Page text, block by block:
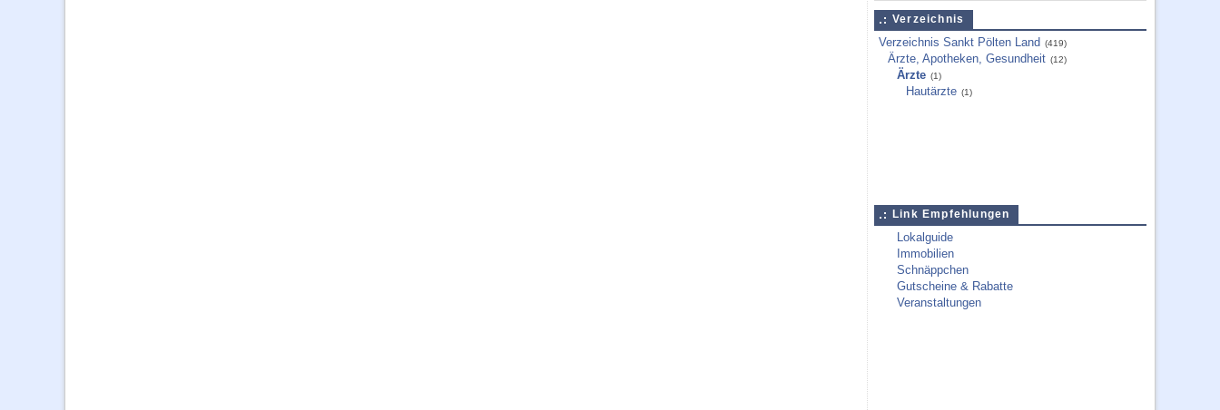
Verzeichnis
Verzeichnis Sankt Pölten Land (419)
Ärzte, Apotheken, Gesundheit (12)
Ärzte (1)
Hautärzte (1)
Link Empfehlungen
Lokalguide
Immobilien
Schnäppchen
Gutscheine & Rabatte
Veranstaltungen